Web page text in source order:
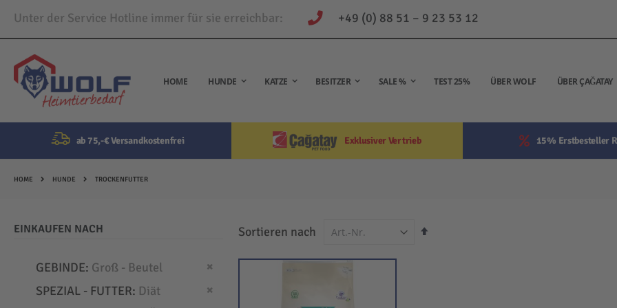
Unter der Service Hotline immer für sie erreichbar: +49 (0) 88 51 – 9 23 53 12
Direkt
zum
Inhalt
HOME HUNDE KATZE BESITZER SALE % TEST 25% ÜBER WOLF ÜBER ÇAĞATAY
ab 75,-€ Versandkostenfrei Exklusiver Vertrieb 15% Erstbesteller
HOME HUNDE TROCKENFUTTER
Sortieren nach
In
EINKAUFEN NACH
GEBINDE Groß - Beutel
Dies entfernen
SPEZIAL - FUTTER Diät